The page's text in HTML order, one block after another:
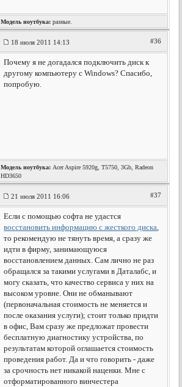
Модель ноутбука: разные.
18 июля 2011 14:13 #36
Почему я не догадался подключить диск к
другому компьютеру с Windows? Спасибо,
попробую.
Модель ноутбука: Acer Aspire 5920g, T5750, 3Gb, Radeon
HD3650
21 июля 2011 16:06 #37
Если с помощью софта не удастся
восстановить информацию с жесткого диска,
то рекомендую не тянуть время, а сразу же
идти в фирму, занимающуюся
восстановлением данных. Сам лично не раз
обращался за такими услугами в Даталабс, и
могу сказать, что качество сервиса у них на
высоком уровне. Они не обманывают
(первоначальная стоимость не меняется и
после оказания услуги); стоит только придти
в офис, Вам сразу же предложат провести
бесплатную диагностику устройства, по
результатам которой оглашается стоимость
проведения работ. Да и что говорить - даже
за срочность нет никакой наценки. Мне с
отформатированного винчестера